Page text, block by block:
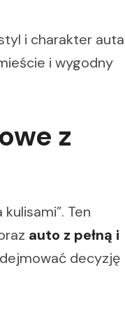
i charakter auta
i wygodny
z
Ten
auto z pełną i
decyzję